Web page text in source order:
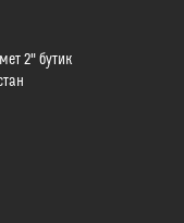
2" бутик